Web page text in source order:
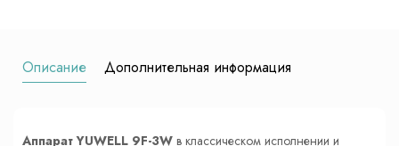
Описание Дополнительная информация
Аппарат YUWELL 9F-3W в классическом исполнении и